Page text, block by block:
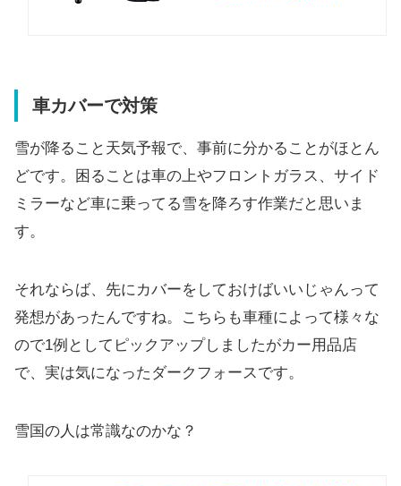
車カバーで対策
雪が降ること天気予報で、事前に分かることがほとん
どです。困ることは車の上やフロントガラス、サイド
ミラーなど車に乗ってる雪を降ろす作業だと思いま
す。
それならば、先にカバーをしておけばいいじゃんって
発想があったんですね。こちらも車種によって様々な
ので1例としてピックアップしましたがカー用品店
で、実は気になったダークフォースです。
雪国の人は常識なのかな？